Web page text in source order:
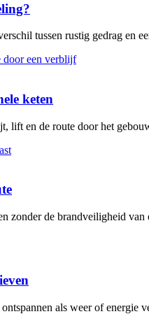
tussen rustig gedrag en
keten
lift en de route door het
zonder de brandveiligheid van
als weer of energie